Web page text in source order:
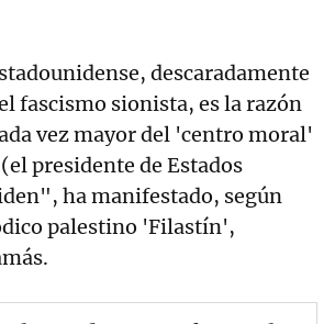
descaradamente
fascismo sionista, es la razón
vez mayor del 'centro moral'
presidente de Estados
ha manifestado, según
palestino 'Filastín',